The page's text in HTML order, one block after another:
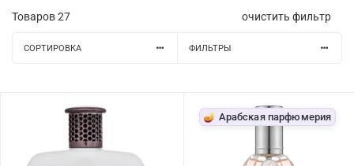
Товаров27 очистить фильтр
СОРТИРОВКА ФИЛЬТРЫ
🪔 Арабская парфюмерия